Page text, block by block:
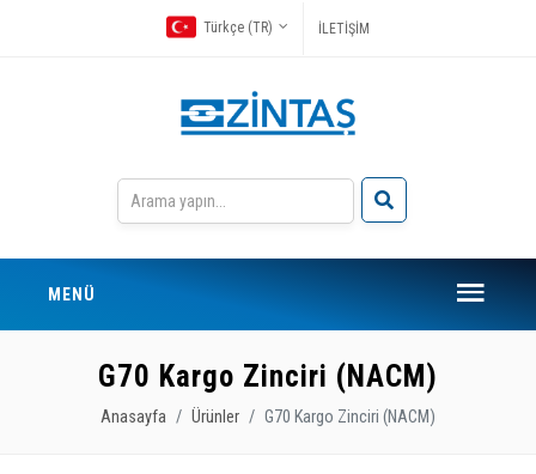
Türkçe (TR) İLETİŞİM
MENÜ
G70 Kargo Zinciri (NACM)
Anasayfa Ürünler G70 Kargo Zinciri (NACM)